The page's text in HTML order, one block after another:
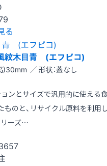
る
紋木目青 (エフピコ)
／ 形状：蓋なし
ンとサイズで汎用的に使える
のと、リサイクル原料を利用
ーズ…